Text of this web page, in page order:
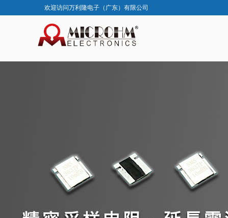
欢迎访问万利隆电子（广东）有限公司